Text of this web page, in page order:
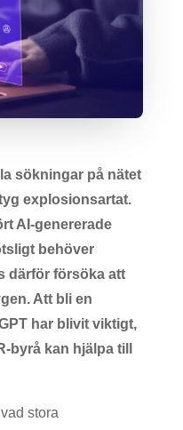
sökningar på nätet
explosionsartat.
AI-genererade
behöver
därför försöka att
Att bli en
har blivit viktigt,
byrå kan hjälpa till
stora